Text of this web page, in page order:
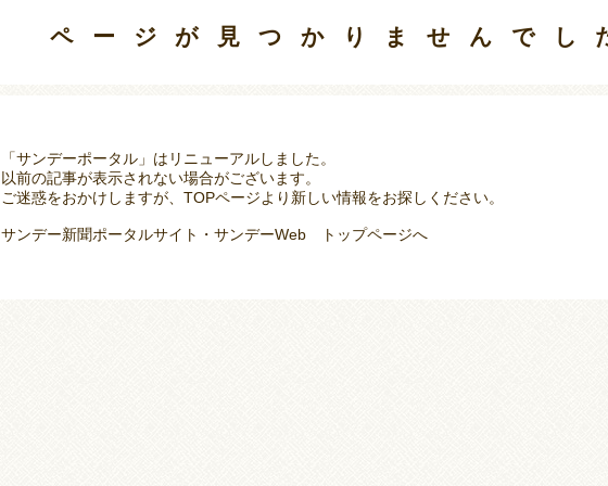
ページが見つかりませんでし
「サンデーポータル」はリニューアルしました。
以前の記事が表示されない場合がございます。
ご迷惑をおかけしますが、TOPページより新しい情報をお探しください。
サンデー新聞ポータルサイト・サンデーWeb トップページへ